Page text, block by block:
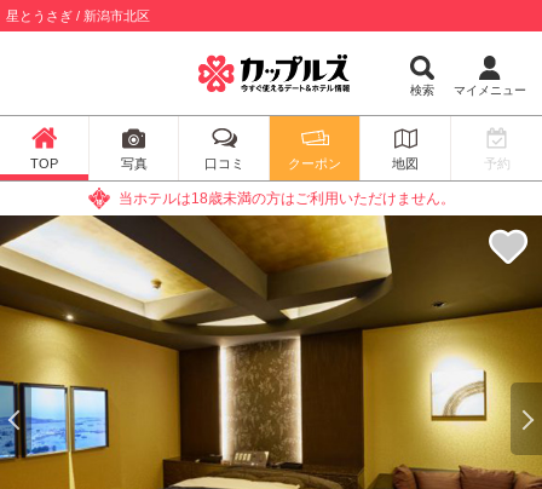
星とうさぎ / 新潟市北区
検索 マイメニュー
TOP 写真 口コミ クーポン 地図 予約
当ホテルは18歳未満の方はご利用いただけません。